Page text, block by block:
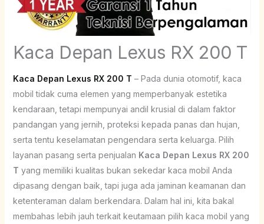
Kaca Depan Lexus RX 200 T
Kaca Depan Lexus RX 200 T – Pada dunia otomotif, kaca
mobil tidak cuma elemen yang memperbanyak estetika
kendaraan, tetapi mempunyai andil krusial di dalam faktor
pandangan yang jernih, proteksi kepada panas dan hujan,
serta tentu keselamatan pengendara serta keluarga. Pilih
layanan pasang serta penjualan Kaca Depan Lexus RX 200
T yang memiliki kualitas bukan sekedar kaca mobil Anda
dipasang dengan baik, tapi juga ada jaminan keamanan dan
ketenteraman dalam berkendara. Dalam hal ini, kita bakal
membahas lebih jauh terkait keutamaan pilih kaca mobil yang